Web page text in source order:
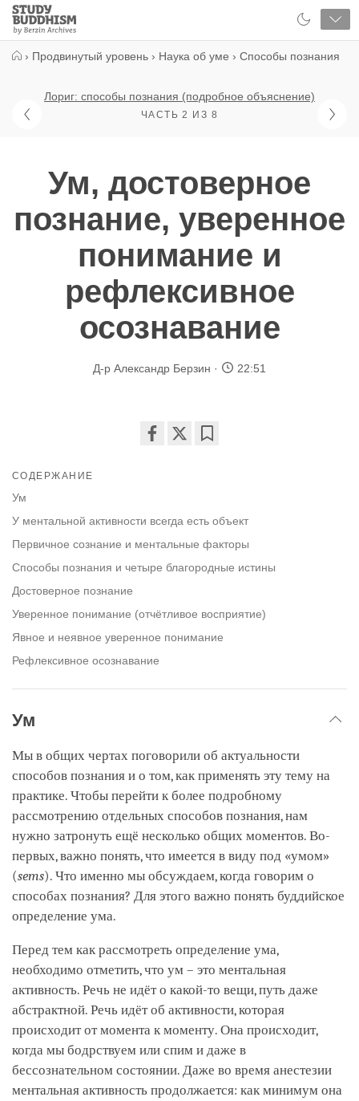
Close
Study
Buddhism
› Продвинутый уровень › Наука об уме › Способы познания
Лориг: способы познания (подробное объяснение)
ЧАСТЬ 2 ИЗ 8
Ум, достоверное
познание, уверенное
понимание и
рефлексивное
осознавание
Д-р Александр Берзин 22:51
СОДЕРЖАНИЕ
Ум
У ментальной активности всегда есть объект
Первичное сознание и ментальные факторы
Способы познания и четыре благородные истины
Достоверное познание
Уверенное понимание (отчётливое восприятие)
Явное и неявное уверенное понимание
Рефлексивное осознавание
Ум
Мы в общих чертах поговорили об актуальности
способов познания и о том, как применять эту тему на
практике. Чтобы перейти к более подробному
рассмотрению отдельных способов познания, нам
нужно затронуть ещё несколько общих моментов. Во-
первых, важно понять, что имеется в виду под «умом»
(sems). Что именно мы обсуждаем, когда говорим о
способах познания? Для этого важно понять буддийское
определение ума.
Перед тем как рассмотреть определение ума,
необходимо отметить, что ум – это ментальная
активность. Речь не идёт о какой-то вещи, путь даже
абстрактной. Речь идёт об активности, которая
происходит от момента к моменту. Она происходит,
когда мы бодрствуем или спим и даже в
бессознательном состоянии. Даже во время анестезии
ментальная активность продолжается: как минимум она